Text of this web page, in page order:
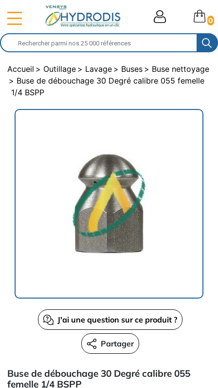
0
Accueil Outillage Lavage Buses
Buse nettoyage
Buse de débouchage 30 Degré calibre 055 femelle
1/4 BSPP
J'ai une question sur ce produit ?
Partager
Buse de débouchage 30 Degré calibre 055
femelle 1/4 BSPP